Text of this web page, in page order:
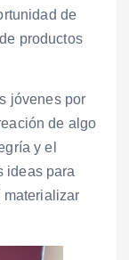
de
productos
jóvenes por
de algo
y el
ideas para
materializar